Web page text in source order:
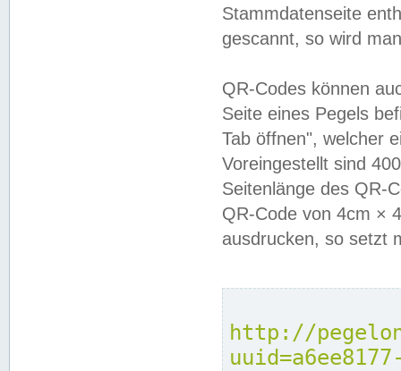
Stammdatenseite
gescannt, so wird
QR-Codes können
Seite eines Pegels
Tab öffnen", welcher
Voreingestellt sind
Seitenlänge des QR-
QR-Code von 4cm ×
ausdrucken, so setzt
http://